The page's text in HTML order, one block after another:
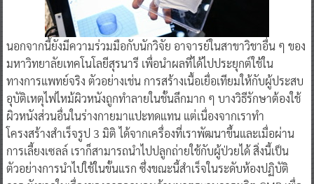
นอกจากนี้ยังมีความร่วมมือกับนักวิจัย อาจารย์ในสาขาวิชาอื่น ๆ ของ
มหาวิทยาลัยเทคโนโลยีสุรนารี เพื่อนำผลที่ได้ไปประยุกต์ใช้ใน
ทางการแพทย์จริง ตัวอย่างเช่น การสร้างเนื้อเยื่อเทียมให้กับผู้ประสบ
อุบัติเหตุไฟไหม้ผิวหนังถูกทำลายในชั้นลึกมาก ๆ บางวิธีรักษาต้องใช้
ผิวหนังส่วนอื่นในร่างกายมาแปะทดแทน แต่เนื่องจากเราทำ
โครงสร้างสำเร็จรูป 3 มิติ ได้จากเครื่องที่เราพัฒนาขึ้นและเมื่อผ่าน
การเลี้ยงเซลล์ เราก็สามารถนำไปปลูกถ่ายใช้กับผู้ป่วยได้ สิ่งนี้เป็น
ตัวอย่างการนำไปใช้ในขั้นแรก ซึ่งขณะนี้สำเร็จในระดับห้องปฏิบัติ